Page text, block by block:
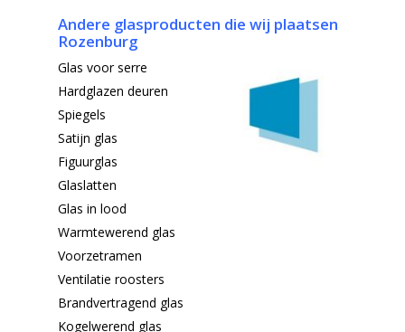
Andere glasproducten die wij plaatsen
Rozenburg
Glas voor serre
Hardglazen deuren
Spiegels
Satijn glas
Figuurglas
Glaslatten
Glas in lood
Warmtewerend glas
Voorzetramen
Ventilatie roosters
Brandvertragend glas
Kogelwerend glas